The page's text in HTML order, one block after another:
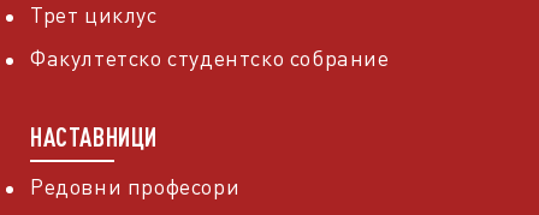
Трет циклус
Факултетско студентско собрание
НАСТАВНИЦИ
Редовни професори